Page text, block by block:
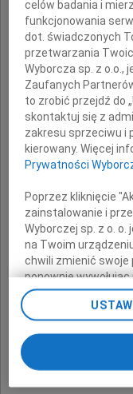
celów badania i
funkcjonowania
dot. świadczonych
przetwarzania
Wyborcza sp. z o.o.,
Zaufanych
to zrobić przejdź do
skontaktuj się z
zakresu sprzeciwu i
kierowany. Więcej
Prywatności
Poprzez kliknięcie
zainstalowanie i
Wyborczej sp. z o. o.
na Twoim
chwili zmienić swoje
ponownie
preferencjami dot.
odnośnik
przechodząc do
Zmiana ustawień
pomocą ustawień
My, nasi Zaufani